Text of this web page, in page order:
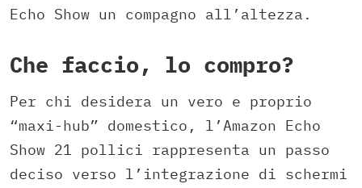
Echo Show un compagno all’altezza.
Che faccio, lo compro?
Per chi desidera un vero e proprio
“maxi-hub” domestico, l’Amazon Echo
Show 21 pollici rappresenta un passo
deciso verso l’integrazione di schermi